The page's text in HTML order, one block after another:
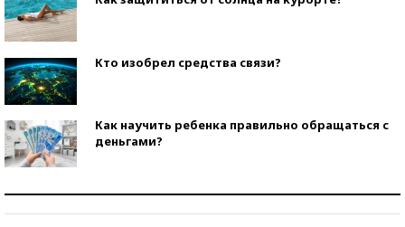
Кто изобрел средства связи?
Как научить ребенка правильно обращаться с
деньгами?